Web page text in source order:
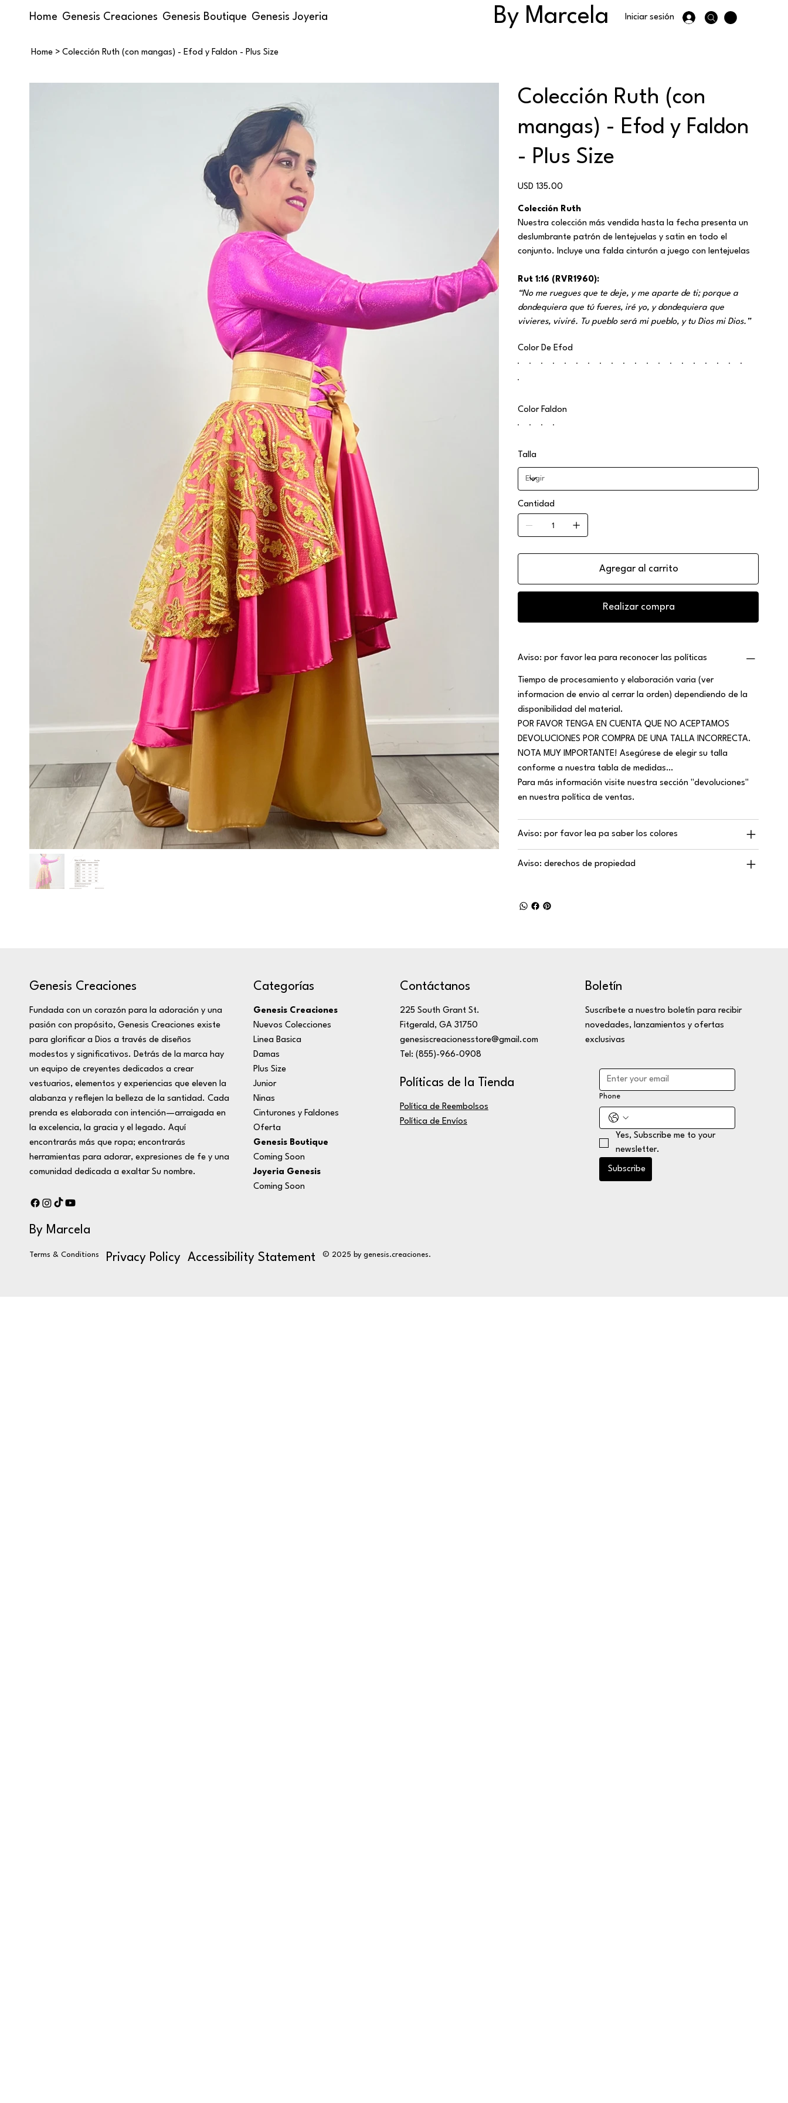
Home Genesis Creaciones Genesis Boutique Genesis Joyeria By Marcela Iniciar sesión
Home > Colección Ruth (con mangas) - Efod y Faldon - Plus Size
Colección Ruth (con
mangas) - Efod y Faldon
- Plus Size
Precio
USD 135.00
Colección Ruth
Nuestra colección más vendida hasta la fecha presenta un
deslumbrante patrón de lentejuelas y satin en todo el
conjunto. Incluye una falda cinturón a juego con lentejuelas
Rut 1:16 (RVR1960):
“No me ruegues que te deje, y me aparte de ti; porque a
dondequiera que tú fueres, iré yo, y dondequiera que
vivieres, viviré. Tu pueblo será mi pueblo, y tu Dios mi Dios.”
Color De Efod
Color Faldon
Talla
Cantidad
Agregar al carrito
Realizar compra
Aviso: por favor lea para reconocer las políticas
Tiempo de procesamiento y elaboración varia (ver
informacion de envio al cerrar la orden) dependiendo de la
disponibilidad del material.
POR FAVOR TENGA EN CUENTA QUE NO ACEPTAMOS
DEVOLUCIONES POR COMPRA DE UNA TALLA INCORRECTA.
NOTA MUY IMPORTANTE! Asegúrese de elegir su talla
conforme a nuestra tabla de medidas…
Para más información visite nuestra sección "devoluciones"
en nuestra política de ventas.
Aviso: por favor lea pa saber los colores
Aviso: derechos de propiedad
Genesis Creaciones
Fundada con un corazón para la adoración y una
pasión con propósito, Genesis Creaciones existe
para glorificar a Dios a través de diseños
modestos y significativos. Detrás de la marca hay
un equipo de creyentes dedicados a crear
vestuarios, elementos y experiencias que eleven la
alabanza y reflejen la belleza de la santidad. Cada
prenda es elaborada con intención—arraigada en
la excelencia, la gracia y el legado. Aquí
encontrarás más que ropa; encontrarás
herramientas para adorar, expresiones de fe y una
comunidad dedicada a exaltar Su nombre.
By Marcela
Categorías
Genesis Creaciones
Nuevos Colecciones
Linea Basica
Damas
Plus Size
Junior
Ninas
Cinturones y Faldones
Oferta
Genesis Boutique
Coming Soon
Joyeria Genesis
Coming Soon
Contáctanos
225 South Grant St.
Fitgerald, GA 31750
genesiscreacionesstore@gmail.com
Tel: (855)-966-0908
Políticas de la Tienda
Política de Reembolsos
Política de Envíos
Boletín
Suscríbete a nuestro boletín para recibir
novedades, lanzamientos y ofertas
exclusivas
Phone
Yes, Subscribe me to your
newsletter.
Subscribe
Terms & Conditions Privacy Policy Accessibility Statement © 2025 by genesis.creaciones.